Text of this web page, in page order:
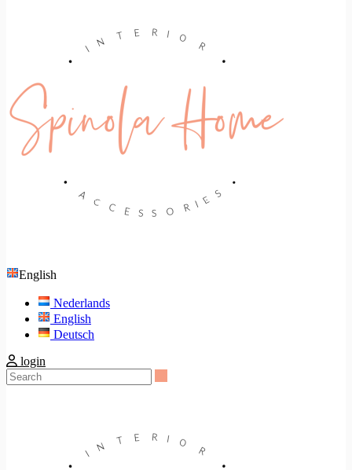
English
Nederlands
English
Deutsch
login